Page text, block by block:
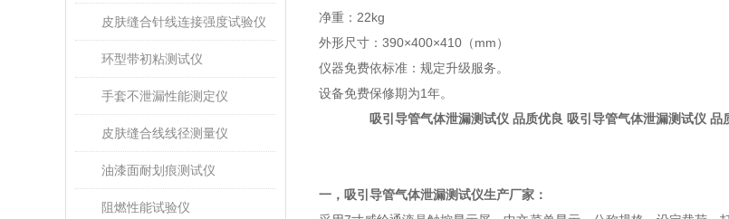
皮肤缝合针线连接强度试验仪
环型带初粘测试仪
手套不泄漏性能测定仪
皮肤缝合线线径测量仪
油漆面耐划痕测试仪
阻燃性能试验仪
净重： 22kg
外形尺寸： 390×400×410 （mm）
仪器免费依标准：规定升级服务。
设备免费保修期为1年。
吸引导管气体泄漏测试仪 品质优良 吸引导管气体泄漏测试仪 品
一， 吸引导管气体泄漏测试仪生产厂家：